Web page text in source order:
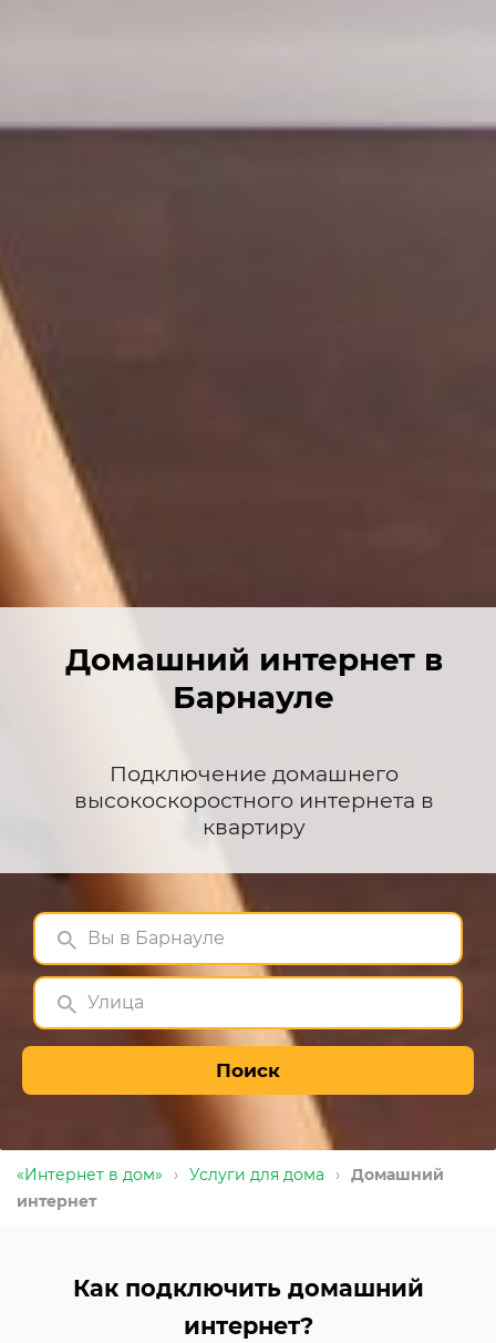
Домашний интернет в
Барнауле
Подключение домашнего
высокоскоростного интернета в
квартиру
Вы в Барнауле
Улица
Поиск
«Интернет в дом» › Услуги для дома ›
Домашний
интернет
Как подключить домашний
интернет?